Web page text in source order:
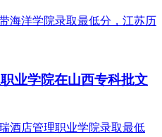
业学院在山西专科批文